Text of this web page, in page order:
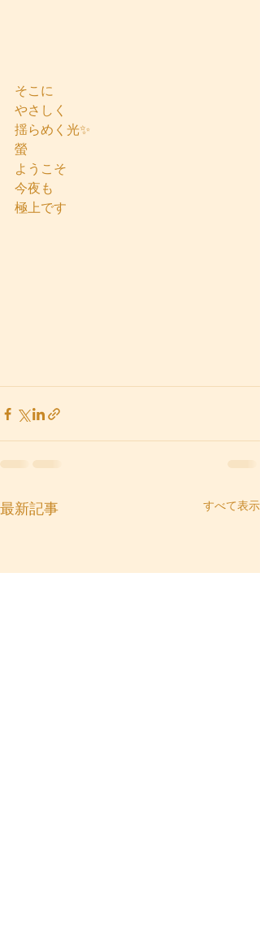
そこに
やさしく
揺らめく光✨
螢
ようこそ
今夜も
極上です
最新記事 すべて表示